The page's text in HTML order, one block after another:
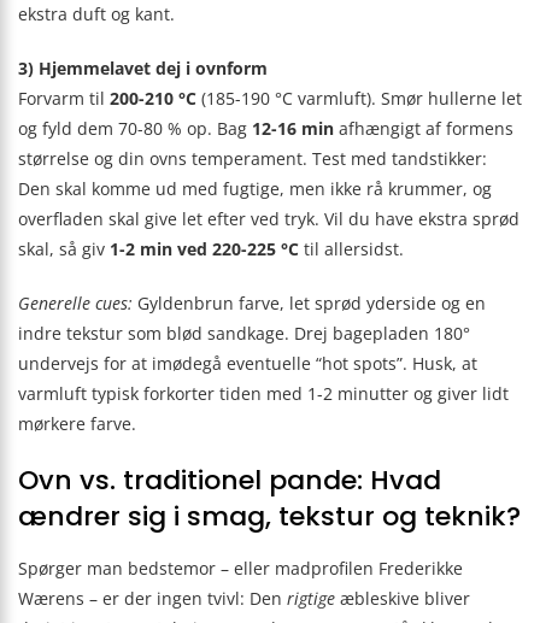
ekstra duft og kant.
3) Hjemmelavet dej i ovnform
Forvarm til 200-210 °C (185-190 °C varmluft). Smør hullerne let
og fyld dem 70-80 % op. Bag 12-16 min afhængigt af formens
størrelse og din ovns temperament. Test med tandstikker:
Den skal komme ud med fugtige, men ikke rå krummer, og
overfladen skal give let efter ved tryk. Vil du have ekstra sprød
skal, så giv 1-2 min ved 220-225 °C til allersidst.
Generelle cues: Gyldenbrun farve, let sprød yderside og en
indre tekstur som blød sandkage. Drej bagepladen 180°
undervejs for at imødegå eventuelle “hot spots”. Husk, at
varmluft typisk forkorter tiden med 1-2 minutter og giver lidt
mørkere farve.
Ovn vs. traditionel pande: Hvad
ændrer sig i smag, tekstur og teknik?
Spørger man bedstemor – eller madprofilen Frederikke
Wærens – er der ingen tvivl: Den rigtige æbleskive bliver